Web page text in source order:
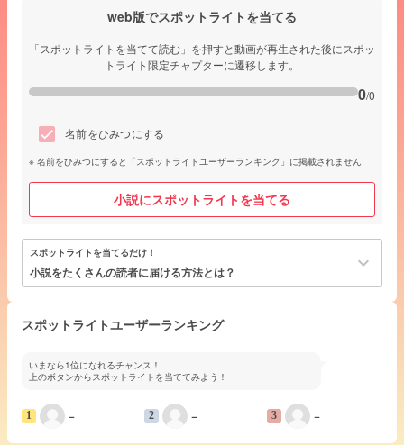
web版でスポットライトを当てる
「スポットライトを当てて読む」を押すと動画が再生された後にスポッ
トライト限定チャプターに遷移します。
0/0
名前をひみつにする
名前をひみつにすると「スポットライトユーザーランキング」に掲載されません
小説にスポットライトを当てる
スポットライトを当てるだけ！
小説をたくさんの読者に届ける方法とは？ keyboard_arrow_down
スポットライトユーザーランキング
いまなら1位になれるチャンス！
上のボタンからスポットライトを当ててみよう！
1 − 2 − 3 −